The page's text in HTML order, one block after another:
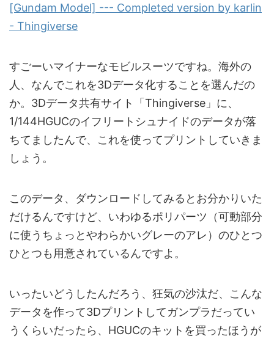
[Gundam Model] --- Completed version by karlin
- Thingiverse
すごーいマイナーなモビルスーツですね。海外の
人、なんでこれを3Dデータ化することを選んだの
か。3Dデータ共有サイト「Thingiverse」に、
1/144HGUCのイフリートシュナイドのデータが落
ちてましたんで、これを使ってプリントしていきま
しょう。
このデータ、ダウンロードしてみるとお分かりいた
だけるんですけど、いわゆるポリパーツ（可動部分
に使うちょっとやわらかいグレーのアレ）のひとつ
ひとつも用意されているんですよ。
いったいどうしたんだろう、狂気の沙汰だ、こんな
データを作って3Dプリントしてガンプラだってい
うくらいだったら、HGUCのキットを買ったほうが